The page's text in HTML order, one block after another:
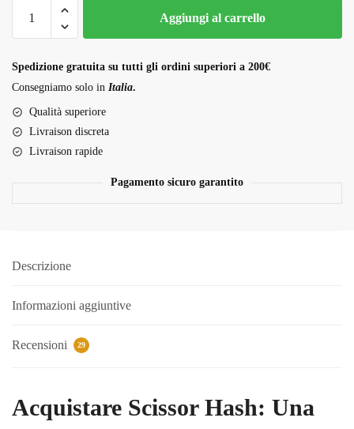
Hash
hash)
quantità
Aggiungi al carrello
Spedizione gratuita su tutti gli ordini superiori a 200€
Consegniamo solo in Italia.
Qualità superiore
Livraison discreta
Livraison rapide
Pagamento sicuro garantito
Descrizione
Informazioni aggiuntive
Recensioni 29
Acquistare Scissor Hash: Una